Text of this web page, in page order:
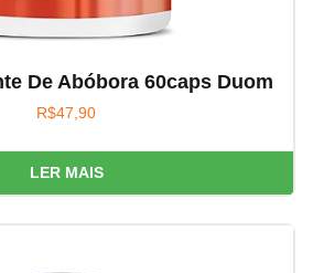
De Abóbora 60caps Duom
R$47,90
LER MAIS